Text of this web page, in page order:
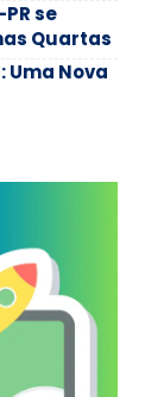
se
Quartas
Uma Nova